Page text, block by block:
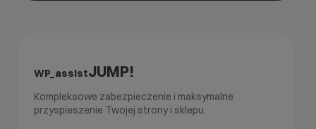
WP_assistJUMP!
Kompleksowe zabezpieczenie i maksymalne
przyspieszenie Twojej strony i sklepu.